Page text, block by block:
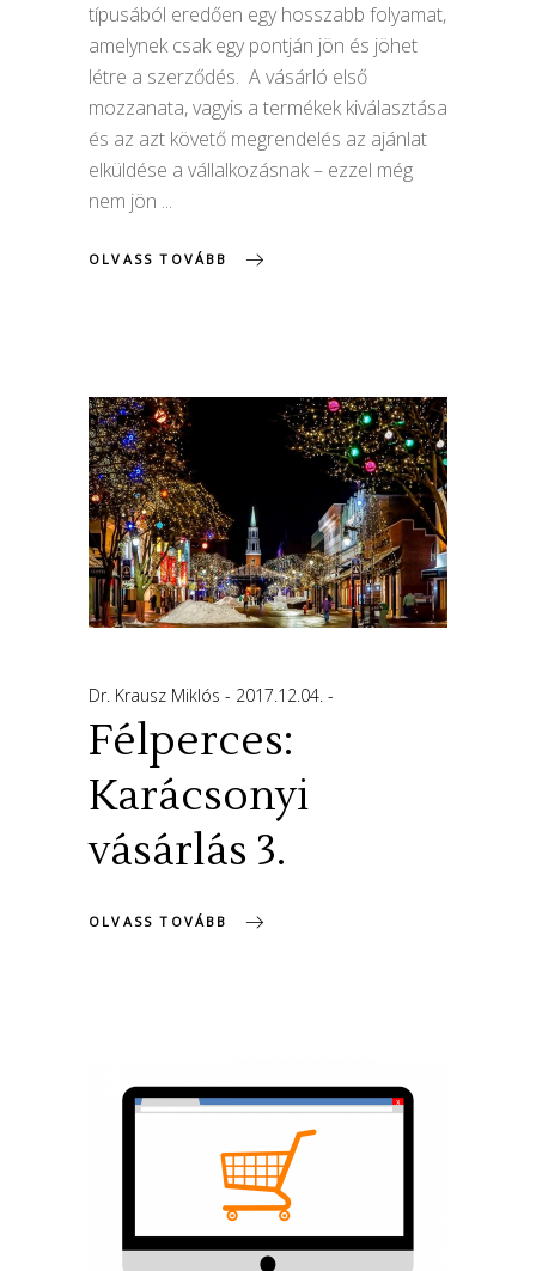
típusából eredően egy hosszabb folyamat,
amelynek csak egy pontján jön és jöhet
létre a szerződés. A vásárló első
mozzanata, vagyis a termékek kiválasztása
és az azt követő megrendelés az ajánlat
elküldése a vállalkozásnak – ezzel még
nem jön
OLVASS TOVÁBB
Dr. Krausz Miklós 2017.12.04.
Félperces:
Karácsonyi
vásárlás 3.
OLVASS TOVÁBB